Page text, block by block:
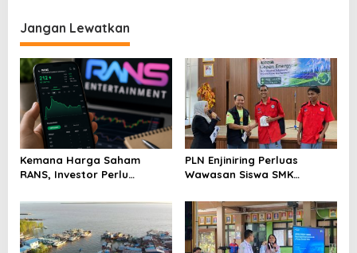
Jangan Lewatkan
Kemana Harga Saham
RANS, Investor Perlu
Menghindari Spekulasi
Berlebihan
PLN Enjiniring Perluas
Wawasan Siswa SMK
Perubahan Iklim